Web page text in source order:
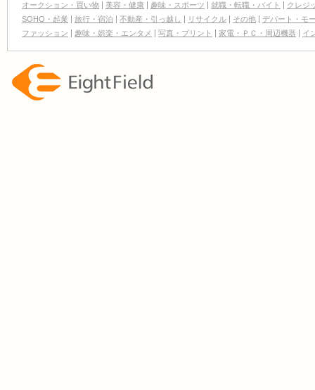
オークション・買い物
美容・健康 趣味・スポーツ 就職・転職・バイト
クレジ
SOHO・起業
旅行・宿泊 不動産・引っ越し リサイクル その他
デパート・モ
ファッション
趣味・娯楽・エンタメ 写真・プリント 家電・ＰＣ・周辺機器 イ